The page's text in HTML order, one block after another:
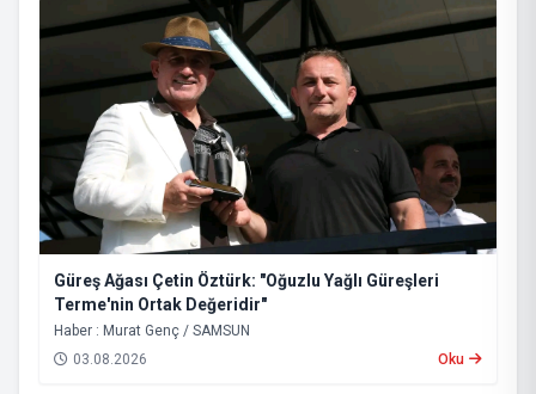
Güreş Ağası Çetin Öztürk: "Oğuzlu Yağlı Güreşleri
Terme'nin Ortak Değeridir"
Haber : Murat Genç / SAMSUN
03.08.2026
Oku